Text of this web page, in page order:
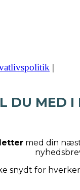
|
DU MED I
med din
snydt for